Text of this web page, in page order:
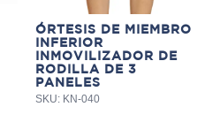
ÓRTESIS DE MIEMBRO
INFERIOR
INMOVILIZADOR DE
RODILLA DE 3
PANELES
SKU: KN-040